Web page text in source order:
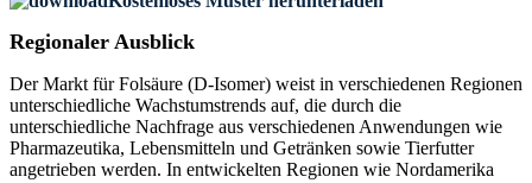
Regionaler Ausblick
Der Markt für Folsäure (D-Isomer) weist in verschiedenen Regionen
unterschiedliche Wachstumstrends auf, die durch die
unterschiedliche Nachfrage aus verschiedenen Anwendungen wie
Pharmazeutika, Lebensmitteln und Getränken sowie Tierfutter
angetrieben werden. In entwickelten Regionen wie Nordamerika